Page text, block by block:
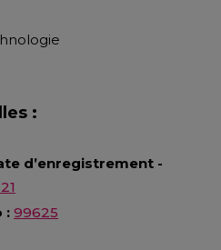
:
d’enregistrement -
: 99625